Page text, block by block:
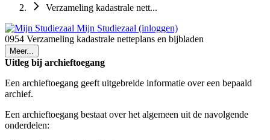
Verzameling kadastrale nett...
Mijn Studiezaal (inloggen)
0954 Verzameling kadastrale netteplans en bijbladen
Meer...
Uitleg bij archieftoegang
Een archieftoegang geeft uitgebreide informatie over een bepaald
archief.
Een archieftoegang bestaat over het algemeen uit de navolgende
onderdelen: